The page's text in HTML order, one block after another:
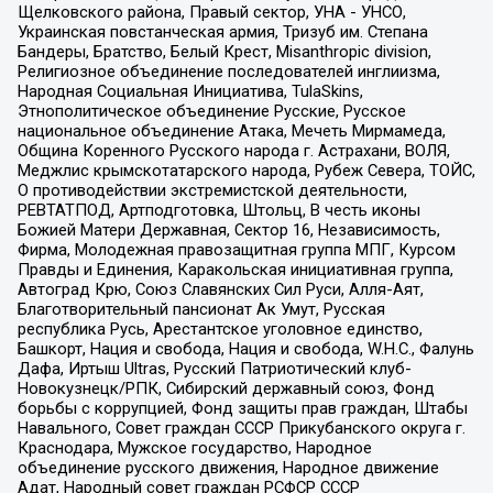
Щелковского района, Правый сектор, УНА - УНСО,
Украинская повстанческая армия, Тризуб им. Степана
Бандеры, Братство, Белый Крест, Misanthropic division,
Религиозное объединение последователей инглиизма,
Народная Социальная Инициатива, TulaSkins,
Этнополитическое объединение Русские, Русское
национальное объединение Атака, Мечеть Мирмамеда,
Община Коренного Русского народа г. Астрахани, ВОЛЯ,
Меджлис крымскотатарского народа, Рубеж Севера, ТОЙС,
О противодействии экстремистской деятельности,
РЕВТАТПОД, Артподготовка, Штольц, В честь иконы
Божией Матери Державная, Сектор 16, Независимость,
Фирма, Молодежная правозащитная группа МПГ, Курсом
Правды и Единения, Каракольская инициативная группа,
Автоград Крю, Союз Славянских Сил Руси, Алля-Аят,
Благотворительный пансионат Ак Умут, Русская
республика Русь, Арестантское уголовное единство,
Башкорт, Нация и свобода, Нация и свобода, W.H.С., Фалунь
Дафа, Иртыш Ultras, Русский Патриотический клуб-
Новокузнецк/РПК, Сибирский державный союз, Фонд
борьбы с коррупцией, Фонд защиты прав граждан, Штабы
Навального, Совет граждан СССР Прикубанского округа г.
Краснодара, Мужское государство, Народное
объединение русского движения, Народное движение
Адат, Народный совет граждан РСФСР СССР